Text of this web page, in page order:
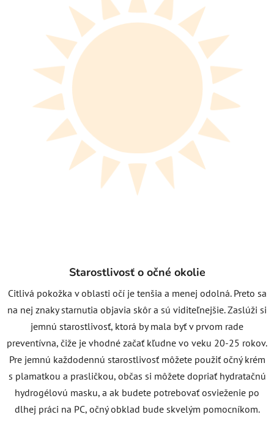
Starostlivosť o očné okolie
Citlivá pokožka v oblasti očí je tenšia a menej odolná. Preto sa
na nej znaky starnutia objavia skôr a sú viditeľnejšie. Zaslúži si
jemnú starostlivosť, ktorá by mala byť v prvom rade
preventívna, čiže je vhodné začať kľudne vo veku 20-25 rokov.
Pre jemnú každodennú starostlivosť môžete použiť očný krém
s plamatkou a prasličkou, občas si môžete dopriať hydratačnú
hydrogélovú masku, a ak budete potrebovať osvieženie po
dlhej práci na PC, očný obklad bude skvelým pomocníkom.